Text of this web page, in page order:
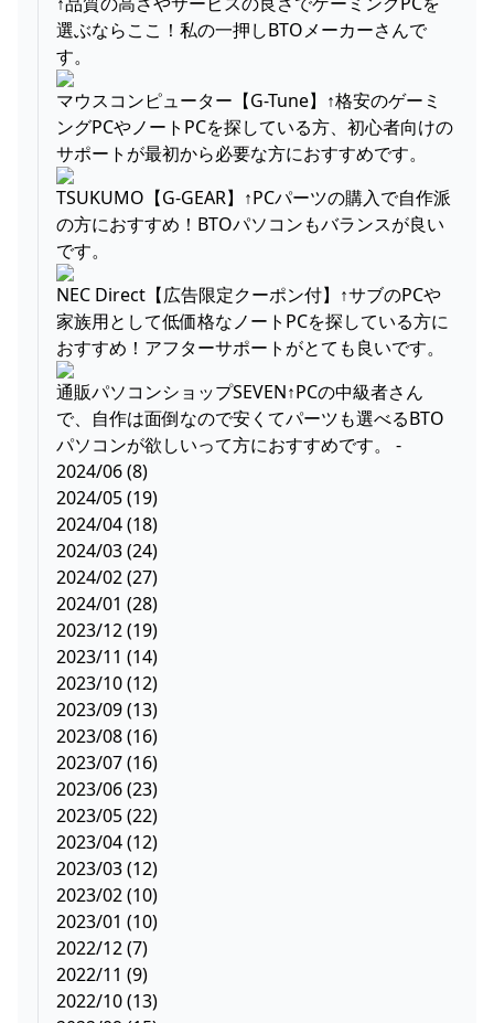
選ぶならここ！私の一押しBTOメーカーさんで
す。
マウスコンピューター【G-Tune】↑格安のゲーミ
ングPCやノートPCを探している方、初心者向けの
サポートが最初から必要な方におすすめです。
TSUKUMO【G-GEAR】↑PCパーツの購入で自作派
の方におすすめ！BTOパソコンもバランスが良い
です。
NEC Direct【広告限定クーポン付】↑サブのPCや
家族用として低価格なノートPCを探している方に
おすすめ！アフターサポートがとても良いです。
通販パソコンショップSEVEN↑PCの中級者さん
で、自作は面倒なので安くてパーツも選べるBTO
パソコンが欲しいって方におすすめです。 -
2024/06 (8)
2024/05 (19)
2024/04 (18)
2024/03 (24)
2024/02 (27)
2024/01 (28)
2023/12 (19)
2023/11 (14)
2023/10 (12)
2023/09 (13)
2023/08 (16)
2023/07 (16)
2023/06 (23)
2023/05 (22)
2023/04 (12)
2023/03 (12)
2023/02 (10)
2023/01 (10)
2022/12 (7)
2022/11 (9)
2022/10 (13)